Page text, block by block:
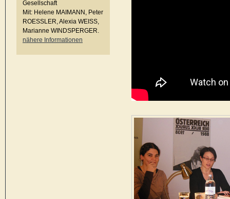
Gesellschaft
Mit: Helene MAIMANN, Peter
ROESSLER, Alexia WEISS,
Marianne WINDSPERGER.
nähere Informationen